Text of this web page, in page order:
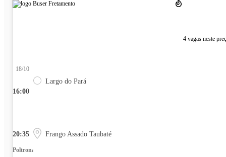
4 vagas neste
16:00
18/10
Largo do Pará
20:35 Frango Assado Taubaté
Poltrona